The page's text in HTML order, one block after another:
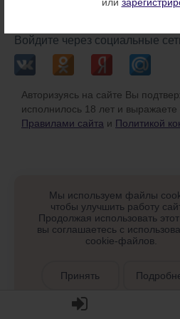
Войдите через социальные
Авторизуясь на сайте Вы
исполнилось 18 лет и выражаете
Правилами сайта и Политикой
Мы используем файлы
чтобы улучшить работу
Продолжая использовать этот
вы соглашаетесь с
cookie-файлов.
Принять